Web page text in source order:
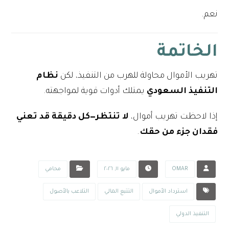
نعم.
الخاتمة
تهريب الأموال محاولة للهرب من التنفيذ، لكن نظام
التنفيذ السعودي يمتلك أدوات قوية لمواجهته.
إذا لاحظت تهريب أموال، لا تنتظر—كل دقيقة قد تعني
فقدان جزء من حقك .
OMAR مايو ١١, ٢٠٢٦ محامي
استرداد الأموال التتبع المالي التلاعب بالأصول
التنفيذ الدولي